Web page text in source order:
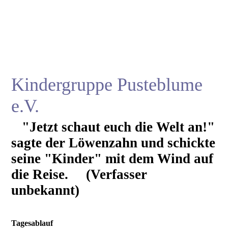
Kindergruppe Pusteblume
e.V.
"Jetzt schaut euch die Welt an!"
sagte der Löwenzahn und schickte
seine "Kinder" mit dem Wind auf
die Reise. (Verfasser
unbekannt)
Tagesablauf